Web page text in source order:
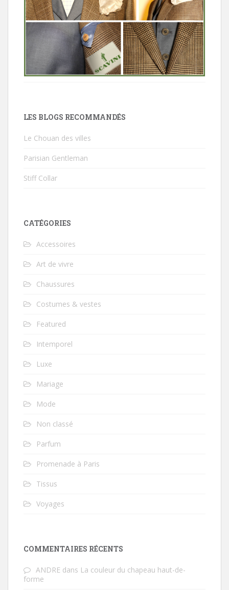
LES BLOGS RECOMMANDÉS
Le Chouan des villes
Parisian Gentleman
Stiff Collar
CATÉGORIES
Accessoires
Art de vivre
Chaussures
Costumes & vestes
Featured
Intemporel
Luxe
Mariage
Mode
Non classé
Parfum
Promenade à Paris
Tissus
Voyages
COMMENTAIRES RÉCENTS
ANDRE dans La couleur du chapeau haut-de-
forme